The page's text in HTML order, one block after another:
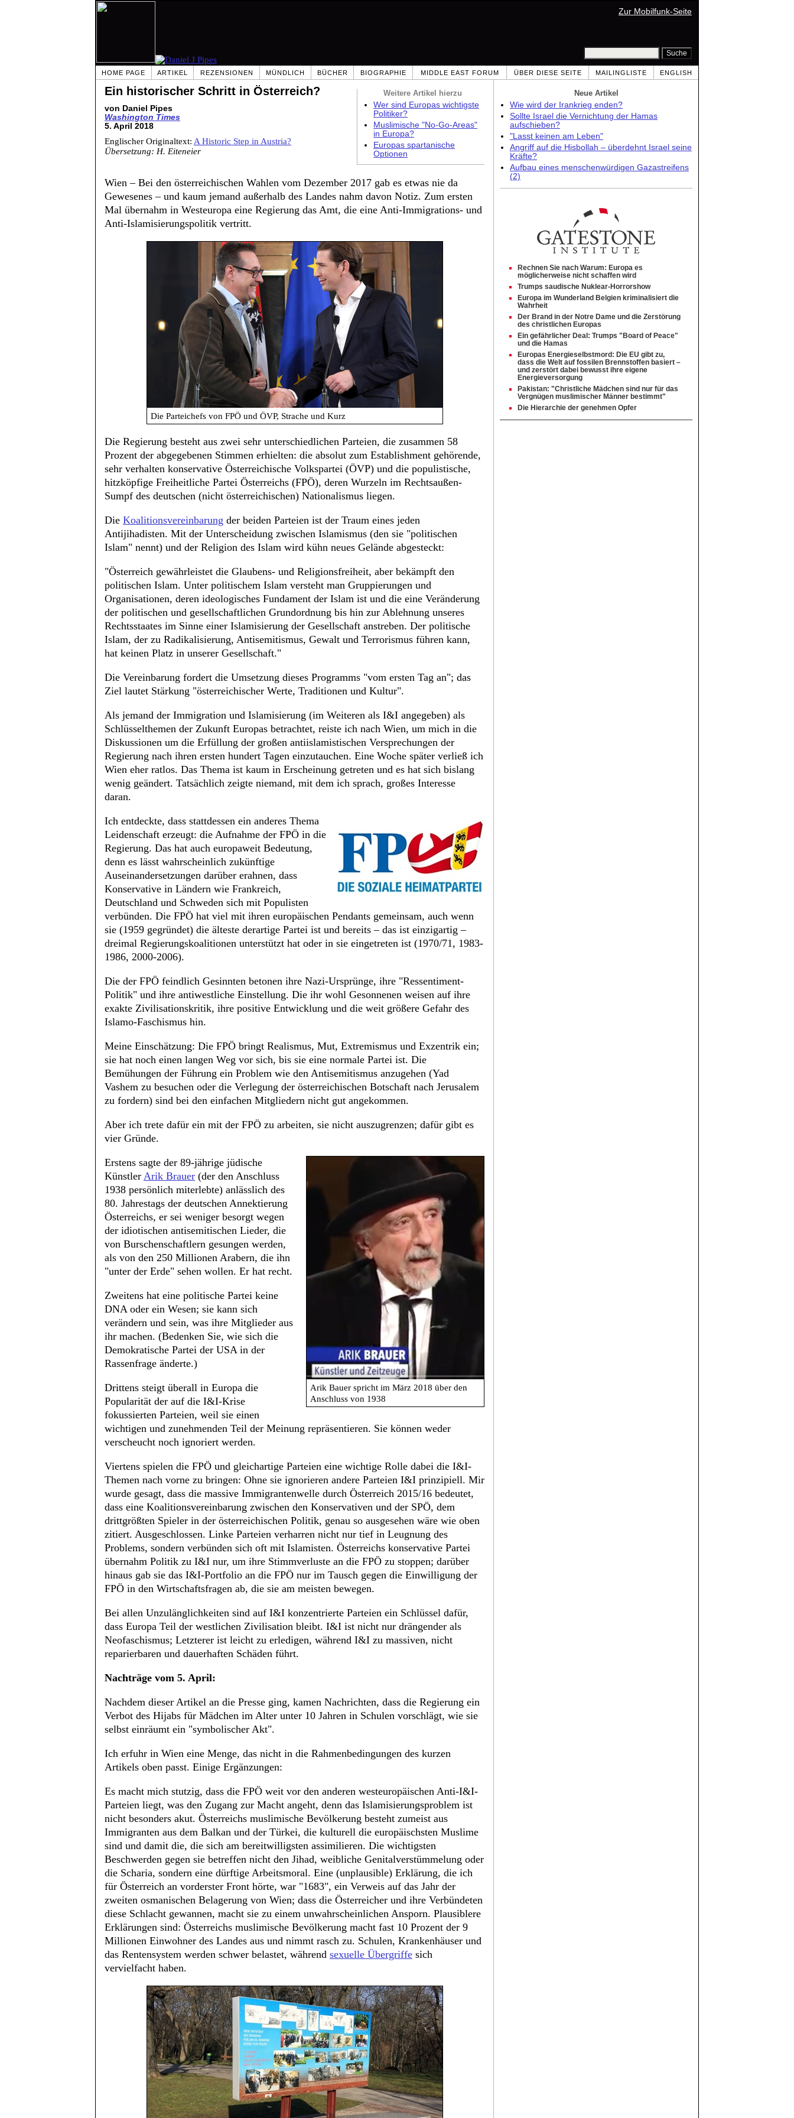
Zur Mobilfunk-Seite
HOME PAGE ARTIKEL REZENSIONEN MÜNDLICH BÜCHER BIOGRAPHIE MIDDLE EAST FORUM ÜBER DIESE SEITE MAILINGLISTE ENGLISH
Weitere Artikel hierzu
Wer sind Europas wichtigste
Politiker?
Muslimische "No-Go-Areas"
in Europa?
Europas spartanische
Optionen
Ein historischer Schritt in Österreich?
von Daniel Pipes
Washington Times
5. April 2018
Englischer Originaltext: A Historic Step in Austria?
Übersetzung: H. Eiteneier
Wien – Bei den österreichischen Wahlen vom Dezember 2017 gab es etwas nie da
Gewesenes – und kaum jemand außerhalb des Landes nahm davon Notiz. Zum ersten
Mal übernahm in Westeuropa eine Regierung das Amt, die eine Anti-Immigrations- und
Anti-Islamisierungspolitik vertritt.
Die Parteichefs von FPÖ und ÖVP, Strache und Kurz
Die Regierung besteht aus zwei sehr unterschiedlichen Parteien, die zusammen 58
Prozent der abgegebenen Stimmen erhielten: die absolut zum Establishment gehörende,
sehr verhalten konservative Österreichische Volkspartei (ÖVP) und die populistische,
hitzköpfige Freiheitliche Partei Österreichs (FPÖ), deren Wurzeln im Rechtsaußen-
Sumpf des deutschen (nicht österreichischen) Nationalismus liegen.
Die Koalitionsvereinbarung der beiden Parteien ist der Traum eines jeden
Antijihadisten. Mit der Unterscheidung zwischen Islamismus (den sie "politischen
Islam" nennt) und der Religion des Islam wird kühn neues Gelände abgesteckt:
"Österreich gewährleistet die Glaubens- und Religionsfreiheit, aber bekämpft den
politischen Islam. Unter politischem Islam versteht man Gruppierungen und
Organisationen, deren ideologisches Fundament der Islam ist und die eine Veränderung
der politischen und gesellschaftlichen Grundordnung bis hin zur Ablehnung unseres
Rechtsstaates im Sinne einer Islamisierung der Gesellschaft anstreben. Der politische
Islam, der zu Radikalisierung, Antisemitismus, Gewalt und Terrorismus führen kann,
hat keinen Platz in unserer Gesellschaft."
Die Vereinbarung fordert die Umsetzung dieses Programms "vom ersten Tag an"; das
Ziel lautet Stärkung "österreichischer Werte, Traditionen und Kultur".
Als jemand der Immigration und Islamisierung (im Weiteren als I&I angegeben) als
Schlüsselthemen der Zukunft Europas betrachtet, reiste ich nach Wien, um mich in die
Diskussionen um die Erfüllung der großen antiislamistischen Versprechungen der
Regierung nach ihren ersten hundert Tagen einzutauchen. Eine Woche später verließ ich
Wien eher ratlos. Das Thema ist kaum in Erscheinung getreten und es hat sich bislang
wenig geändert. Tatsächlich zeigte niemand, mit dem ich sprach, großes Interesse
daran.
Ich entdeckte, dass stattdessen ein anderes Thema
Leidenschaft erzeugt: die Aufnahme der FPÖ in die
Regierung. Das hat auch europaweit Bedeutung,
denn es lässt wahrscheinlich zukünftige
Auseinandersetzungen darüber erahnen, dass
Konservative in Ländern wie Frankreich,
Deutschland und Schweden sich mit Populisten
verbünden. Die FPÖ hat viel mit ihren europäischen Pendants gemeinsam, auch wenn
sie (1959 gegründet) die älteste derartige Partei ist und bereits – das ist einzigartig –
dreimal Regierungskoalitionen unterstützt hat oder in sie eingetreten ist (1970/71, 1983-
1986, 2000-2006).
Die der FPÖ feindlich Gesinnten betonen ihre Nazi-Ursprünge, ihre "Ressentiment-
Politik" und ihre antiwestliche Einstellung. Die ihr wohl Gesonnenen weisen auf ihre
exakte Zivilisationskritik, ihre positive Entwicklung und die weit größere Gefahr des
Islamo-Faschismus hin.
Meine Einschätzung: Die FPÖ bringt Realismus, Mut, Extremismus und Exzentrik ein;
sie hat noch einen langen Weg vor sich, bis sie eine normale Partei ist. Die
Bemühungen der Führung ein Problem wie den Antisemitismus anzugehen (Yad
Vashem zu besuchen oder die Verlegung der österreichischen Botschaft nach Jerusalem
zu fordern) sind bei den einfachen Mitgliedern nicht gut angekommen.
Aber ich trete dafür ein mit der FPÖ zu arbeiten, sie nicht auszugrenzen; dafür gibt es
vier Gründe.
Arik Bauer spricht im März 2018 über den
Anschluss von 1938
Erstens sagte der 89-jährige jüdische
Künstler Arik Brauer (der den Anschluss
1938 persönlich miterlebte) anlässlich des
80. Jahrestags der deutschen Annektierung
Österreichs, er sei weniger besorgt wegen
der idiotischen antisemitischen Lieder, die
von Burschenschaftlern gesungen werden,
als von den 250 Millionen Arabern, die ihn
"unter der Erde" sehen wollen. Er hat recht.
Zweitens hat eine politische Partei keine
DNA oder ein Wesen; sie kann sich
verändern und sein, was ihre Mitglieder aus
ihr machen. (Bedenken Sie, wie sich die
Demokratische Partei der USA in der
Rassenfrage änderte.)
Drittens steigt überall in Europa die
Popularität der auf die I&I-Krise
fokussierten Parteien, weil sie einen
wichtigen und zunehmenden Teil der Meinung repräsentieren. Sie können weder
verscheucht noch ignoriert werden.
Viertens spielen die FPÖ und gleichartige Parteien eine wichtige Rolle dabei die I&I-
Themen nach vorne zu bringen: Ohne sie ignorieren andere Parteien I&I prinzipiell. Mir
wurde gesagt, dass die massive Immigrantenwelle durch Österreich 2015/16 bedeutet,
dass eine Koalitionsvereinbarung zwischen den Konservativen und der SPÖ, dem
drittgrößten Spieler in der österreichischen Politik, genau so ausgesehen wäre wie oben
zitiert. Ausgeschlossen. Linke Parteien verharren nicht nur tief in Leugnung des
Problems, sondern verbünden sich oft mit Islamisten. Österreichs konservative Partei
übernahm Politik zu I&I nur, um ihre Stimmverluste an die FPÖ zu stoppen; darüber
hinaus gab sie das I&I-Portfolio an die FPÖ nur im Tausch gegen die Einwilligung der
FPÖ in den Wirtschaftsfragen ab, die sie am meisten bewegen.
Bei allen Unzulänglichkeiten sind auf I&I konzentrierte Parteien ein Schlüssel dafür,
dass Europa Teil der westlichen Zivilisation bleibt. I&I ist nicht nur drängender als
Neofaschismus; Letzterer ist leicht zu erledigen, während I&I zu massiven, nicht
reparierbaren und dauerhaften Schäden führt.
Nachträge vom 5. April:
Nachdem dieser Artikel an die Presse ging, kamen Nachrichten, dass die Regierung ein
Verbot des Hijabs für Mädchen im Alter unter 10 Jahren in Schulen vorschlägt, wie sie
selbst einräumt ein "symbolischer Akt".
Ich erfuhr in Wien eine Menge, das nicht in die Rahmenbedingungen des kurzen
Artikels oben passt. Einige Ergänzungen:
Es macht mich stutzig, dass die FPÖ weit vor den anderen westeuropäischen Anti-I&I-
Parteien liegt, was den Zugang zur Macht angeht, denn das Islamisierungsproblem ist
nicht besonders akut. Österreichs muslimische Bevölkerung besteht zumeist aus
Immigranten aus dem Balkan und der Türkei, die kulturell die europäischsten Muslime
sind und damit die, die sich am bereitwilligsten assimilieren. Die wichtigsten
Beschwerden gegen sie betreffen nicht den Jihad, weibliche Genitalverstümmelung oder
die Scharia, sondern eine dürftige Arbeitsmoral. Eine (unplausible) Erklärung, die ich
für Österreich an vorderster Front hörte, war "1683", ein Verweis auf das Jahr der
zweiten osmanischen Belagerung von Wien; dass die Österreicher und ihre Verbündeten
diese Schlacht gewannen, macht sie zu einem unwahrscheinlichen Ansporn. Plausiblere
Erklärungen sind: Österreichs muslimische Bevölkerung macht fast 10 Prozent der 9
Millionen Einwohner des Landes aus und nimmt rasch zu. Schulen, Krankenhäuser und
das Rentensystem werden schwer belastet, während sexuelle Übergriffe sich
vervielfacht haben.
Neue Artikel
Wie wird der Irankrieg enden?
Sollte Israel die Vernichtung der Hamas
aufschieben?
"Lasst keinen am Leben"
Angriff auf die Hisbollah – überdehnt Israel seine
Kräfte?
Aufbau eines menschenwürdigen Gazastreifens
(2)
Rechnen Sie nach Warum: Europa es
möglicherweise nicht schaffen wird
Trumps saudische Nuklear-Horrorshow
Europa im Wunderland Belgien kriminalisiert die
Wahrheit
Der Brand in der Notre Dame und die Zerstörung
des christlichen Europas
Ein gefährlicher Deal: Trumps "Board of Peace"
und die Hamas
Europas Energieselbstmord: Die EU gibt zu,
dass die Welt auf fossilen Brennstoffen basiert –
und zerstört dabei bewusst ihre eigene
Energieversorgung
Pakistan: "Christliche Mädchen sind nur für das
Vergnügen muslimischer Männer bestimmt"
Die Hierarchie der genehmen Opfer